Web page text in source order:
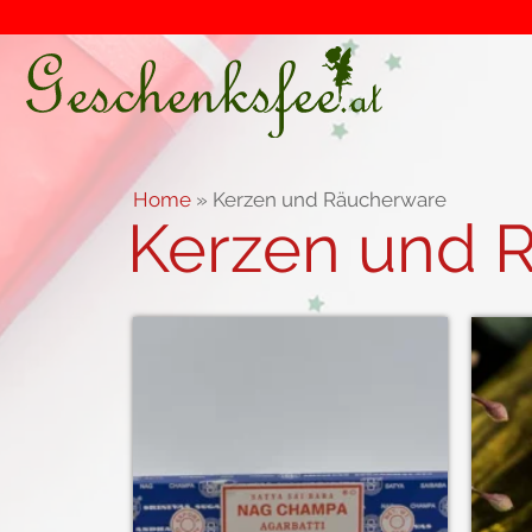
Home » Kerzen und Räucherware
Kerzen und